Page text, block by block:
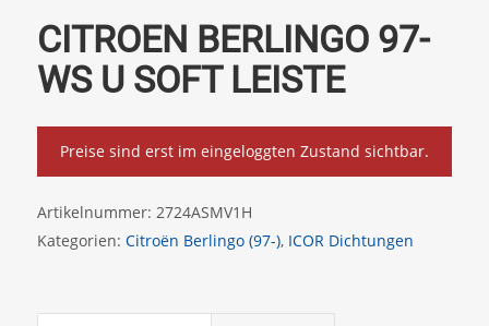
CITROEN BERLINGO 97-
WS U SOFT LEISTE
Preise sind erst im eingeloggten Zustand sichtbar.
Artikelnummer: 2724ASMV1H
Kategorien: Citroën Berlingo (97-), ICOR Dichtungen